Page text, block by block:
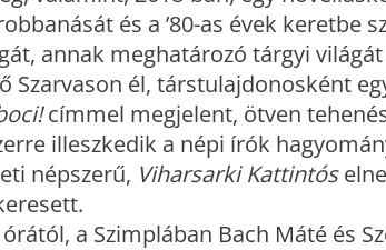
és a ’80-as évek keretbe
annak meghatározó tárgyi
Szarvason él, társtulajdonosként
címmel megjelent, ötven
illeszkedik a népi írók
népszerű, Viharsarki Kattintós
a Szimplában Bach Máté és